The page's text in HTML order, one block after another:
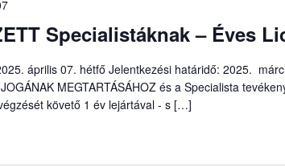
Specialistáknak – Éves
április 07. hétfő Jelentkezési határidő: 2025.
MEGTARTÁSÁHOZ és a Specialista
követő 1 év lejártával - s […]